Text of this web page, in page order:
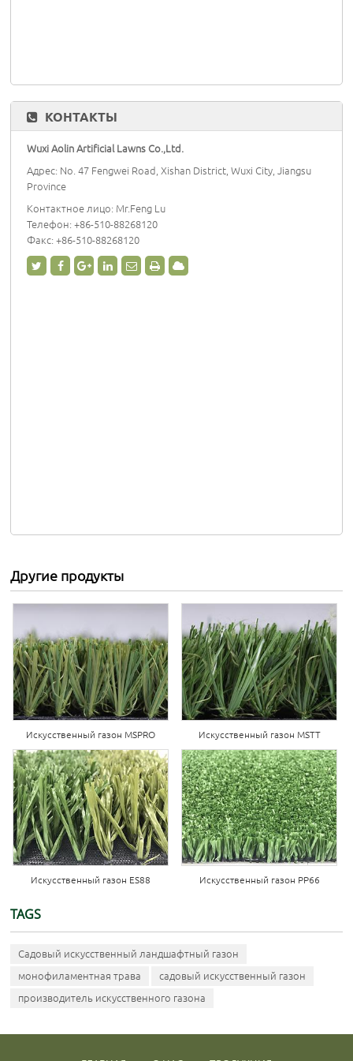
КОНТАКТЫ
Wuxi Aolin Artificial Lawns Co.,Ltd.
Адрес: No. 47 Fengwei Road, Xishan District, Wuxi City, Jiangsu
Province
Контактное лицо: Mr.Feng Lu
Телефон:+86-510-88268120
Факс: +86-510-88268120
Другие продукты
Искусственный газон MSPRO Искусственный газон MSTT
Искусственный газон ES88 Искусственный газон PP66
TAGS
Садовый искусственный ландшафтный газон
монофиламентная трава
садовый искусственный газон
производитель искусственного газона